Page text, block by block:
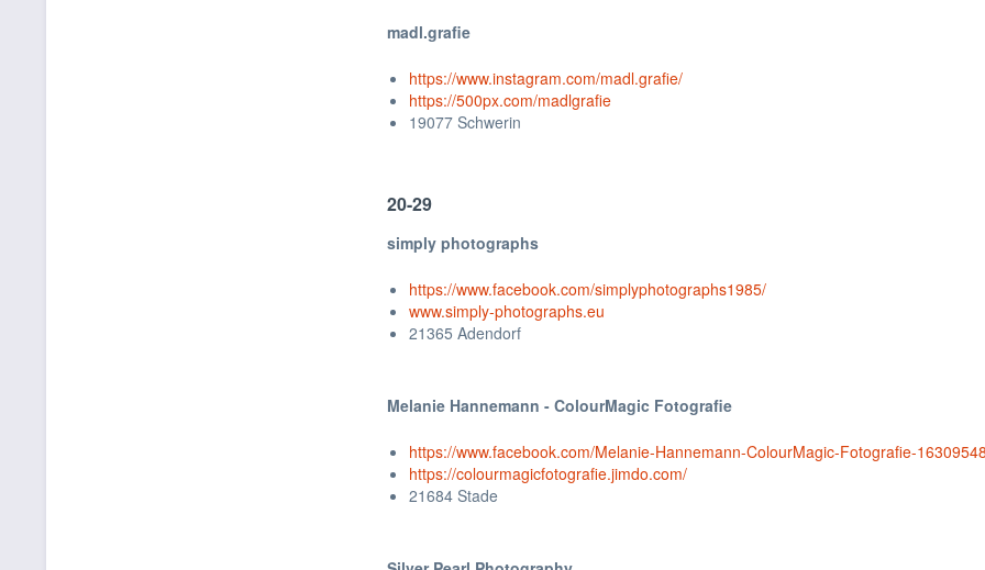
madl.grafie
https://www.instagram.com/madl.grafie/
https://500px.com/madlgrafie
19077 Schwerin
20-29
simply photographs
https://www.facebook.com/simplyphotographs1985/
www.simply-photographs.eu
21365 Adendorf
Melanie Hannemann - ColourMagic Fotografie
https://www.facebook.com/Melanie-Hannemann-ColourMagic-Fotografie-
https://colourmagicfotografie.jimdo.com/
21684 Stade